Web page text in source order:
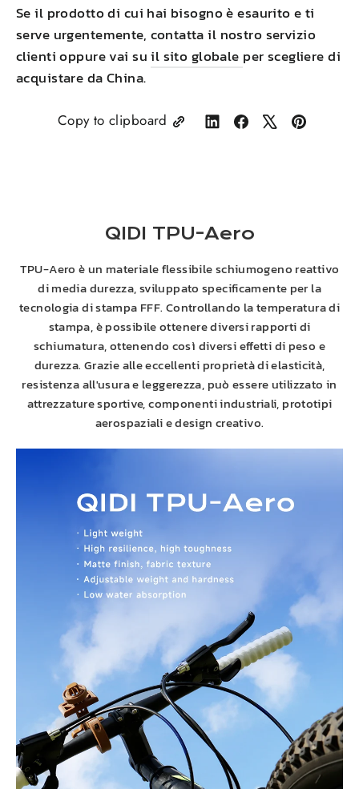
Se il prodotto di cui hai bisogno è esaurito e ti
serve urgentemente, contatta il nostro servizio
clienti oppure vai suil sito globale per scegliere di
acquistare daChina.
Copy to clipboard
ShareCondividi
TwittaPin
QIDI TPU-Aero
TPU-Aero è un materiale flessibile schiumogeno reattivo
di media durezza, sviluppato specificamente per la
tecnologia di stampa FFF. Controllando la temperatura di
stampa, è possibile ottenere diversi rapporti di
schiumatura, ottenendo così diversi effetti di peso e
durezza. Grazie alle eccellenti proprietà di elasticità,
resistenza all'usura e leggerezza, può essere utilizzato in
attrezzature sportive, componenti industriali, prototipi
aerospaziali e design creativo.